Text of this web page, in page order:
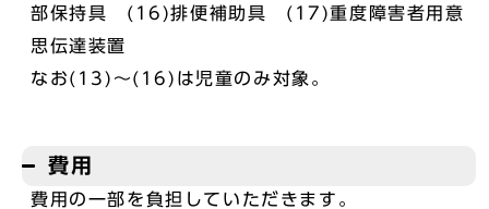
部保持具 (16)排便補助具 (17)重度障害者用意
思伝達装置
なお(13)～(16)は児童のみ対象。
費用
費用の一部を負担していただきます。